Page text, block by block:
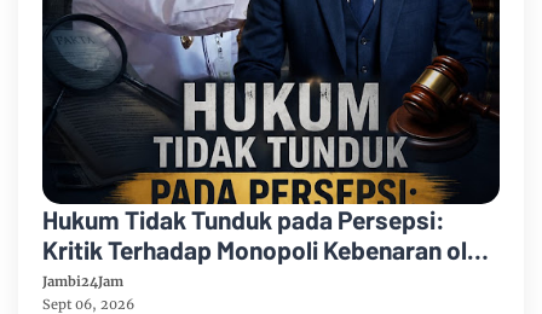
Hukum Tidak Tunduk pada Persepsi:
Kritik Terhadap Monopoli Kebenaran oleh
Media dan Aktivis
Jambi24Jam
Sept 06, 2026